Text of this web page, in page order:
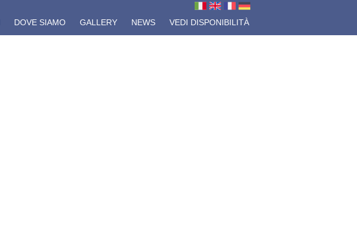
VEDI DISPONIBILITÀ
NEWS
GALLERY
DOVE SIAMO